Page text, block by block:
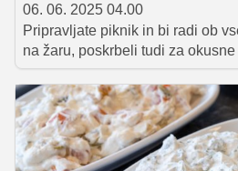
06. 06. 2025 04.00
Pripravljate piknik in bi radi ob
na žaru, poskrbeli tudi za
skrbite! Za vas smo pripravili
bodo vaše domače zabave na
pravo gurmansko doživetje!